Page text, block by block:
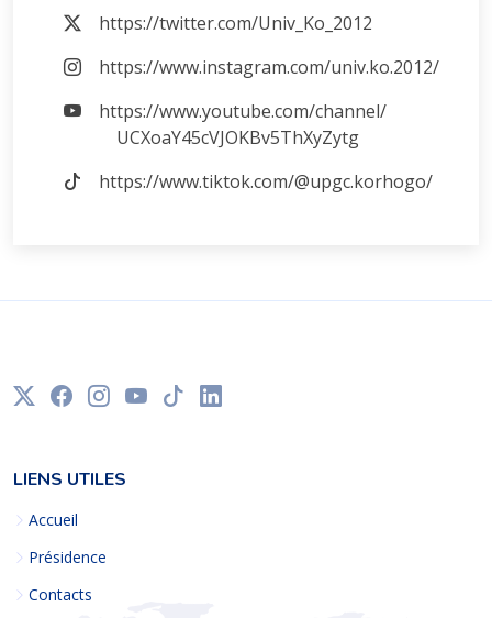
https://twitter.com/Univ_Ko_2012
https://www.instagram.com/univ.ko.2012/
https://www.youtube.com/channel/
UCXoaY45cVJOKBv5ThXyZytg
https://www.tiktok.com/@upgc.korhogo/
LIENS UTILES
Accueil
Présidence
Contacts